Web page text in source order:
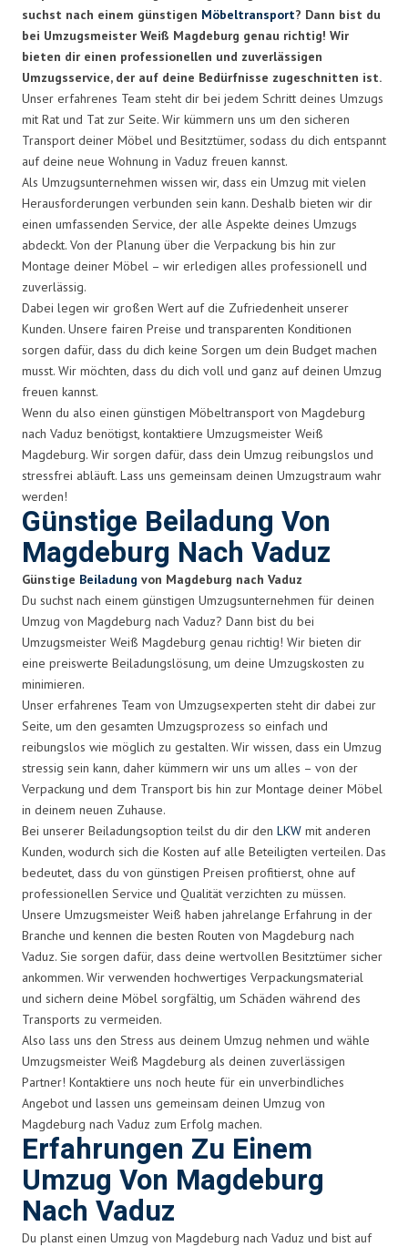
suchst nach einem günstigen Möbeltransport? Dann bist du
bei Umzugsmeister Weiß Magdeburg genau richtig! Wir
bieten dir einen professionellen und zuverlässigen
Umzugsservice, der auf deine Bedürfnisse zugeschnitten ist.
Unser erfahrenes Team steht dir bei jedem Schritt deines Umzugs
mit Rat und Tat zur Seite. Wir kümmern uns um den sicheren
Transport deiner Möbel und Besitztümer, sodass du dich entspannt
auf deine neue Wohnung in Vaduz freuen kannst.
Als Umzugsunternehmen wissen wir, dass ein Umzug mit vielen
Herausforderungen verbunden sein kann. Deshalb bieten wir dir
einen umfassenden Service, der alle Aspekte deines Umzugs
abdeckt. Von der Planung über die Verpackung bis hin zur
Montage deiner Möbel – wir erledigen alles professionell und
zuverlässig.
Dabei legen wir großen Wert auf die Zufriedenheit unserer
Kunden. Unsere fairen Preise und transparenten Konditionen
sorgen dafür, dass du dich keine Sorgen um dein Budget machen
musst. Wir möchten, dass du dich voll und ganz auf deinen Umzug
freuen kannst.
Wenn du also einen günstigen Möbeltransport von Magdeburg
nach Vaduz benötigst, kontaktiere Umzugsmeister Weiß
Magdeburg. Wir sorgen dafür, dass dein Umzug reibungslos und
stressfrei abläuft. Lass uns gemeinsam deinen Umzugstraum wahr
werden!
Günstige Beiladung Von
Magdeburg Nach Vaduz
Günstige Beiladung von Magdeburg nach Vaduz
Du suchst nach einem günstigen Umzugsunternehmen für deinen
Umzug von Magdeburg nach Vaduz? Dann bist du bei
Umzugsmeister Weiß Magdeburg genau richtig! Wir bieten dir
eine preiswerte Beiladungslösung, um deine Umzugskosten zu
minimieren.
Unser erfahrenes Team von Umzugsexperten steht dir dabei zur
Seite, um den gesamten Umzugsprozess so einfach und
reibungslos wie möglich zu gestalten. Wir wissen, dass ein Umzug
stressig sein kann, daher kümmern wir uns um alles – von der
Verpackung und dem Transport bis hin zur Montage deiner Möbel
in deinem neuen Zuhause.
Bei unserer Beiladungsoption teilst du dir den LKW mit anderen
Kunden, wodurch sich die Kosten auf alle Beteiligten verteilen. Das
bedeutet, dass du von günstigen Preisen profitierst, ohne auf
professionellen Service und Qualität verzichten zu müssen.
Unsere Umzugsmeister Weiß haben jahrelange Erfahrung in der
Branche und kennen die besten Routen von Magdeburg nach
Vaduz. Sie sorgen dafür, dass deine wertvollen Besitztümer sicher
ankommen. Wir verwenden hochwertiges Verpackungsmaterial
und sichern deine Möbel sorgfältig, um Schäden während des
Transports zu vermeiden.
Also lass uns den Stress aus deinem Umzug nehmen und wähle
Umzugsmeister Weiß Magdeburg als deinen zuverlässigen
Partner! Kontaktiere uns noch heute für ein unverbindliches
Angebot und lassen uns gemeinsam deinen Umzug von
Magdeburg nach Vaduz zum Erfolg machen.
Erfahrungen Zu Einem
Umzug Von Magdeburg
Nach Vaduz
Du planst einen Umzug von Magdeburg nach Vaduz und bist auf